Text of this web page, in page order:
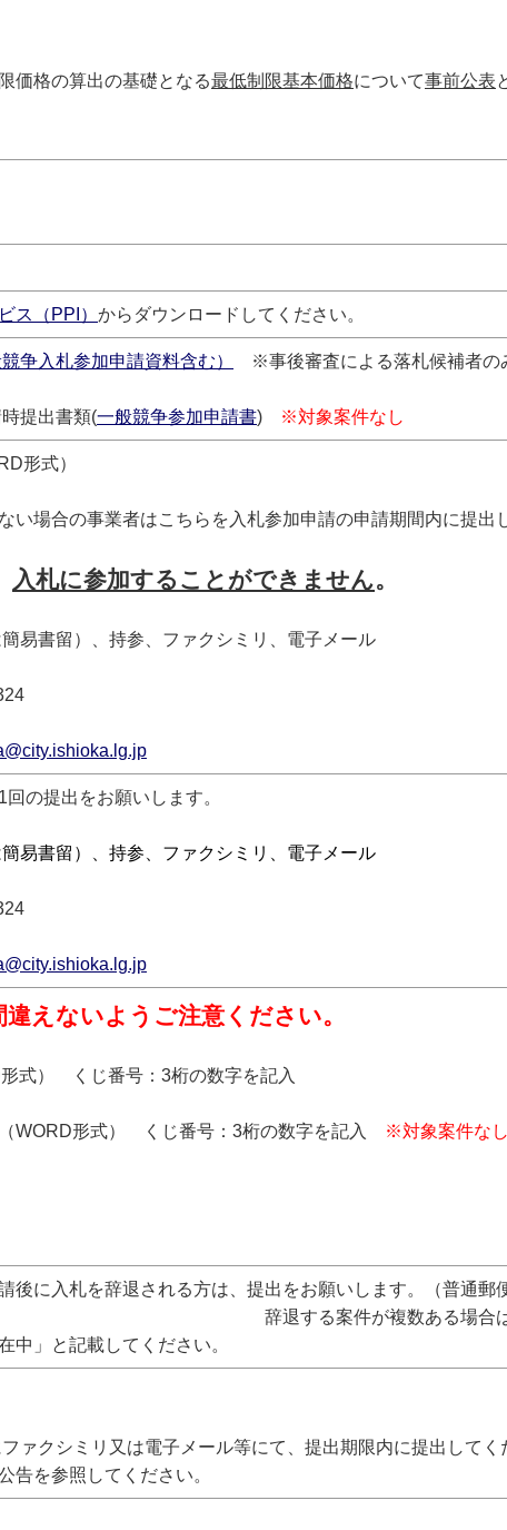
価格の算出の基礎となる最低制限基本価格について事前公表
ス（PPI） からダウンロードしてください。
争入札参加申請資料含む） ※事後審査による落札候補者の
提出書類(一般競争参加申請書) ※対象案件なし
形式）
場合の事業者はこちらを入札参加申請の申請期間内に提出
入札に参加することができません。
易書留）、持参、ファクシミリ、電子メール
の提出をお願いします。
易書留）、持参、ファクシミリ、電子メール
えないようご注意ください。
形式） くじ番号：3桁の数字を記入
（WORD形式） くじ番号：3桁の数字を記入 ※対象案件なし
後に入札を辞退される方は、提出をお願いします。（普通郵
が複数ある場合は、まとめて提出
中」と記載してください。
ァクシミリ又は電子メール等にて、提出期限内に提出してく
告を参照してください。